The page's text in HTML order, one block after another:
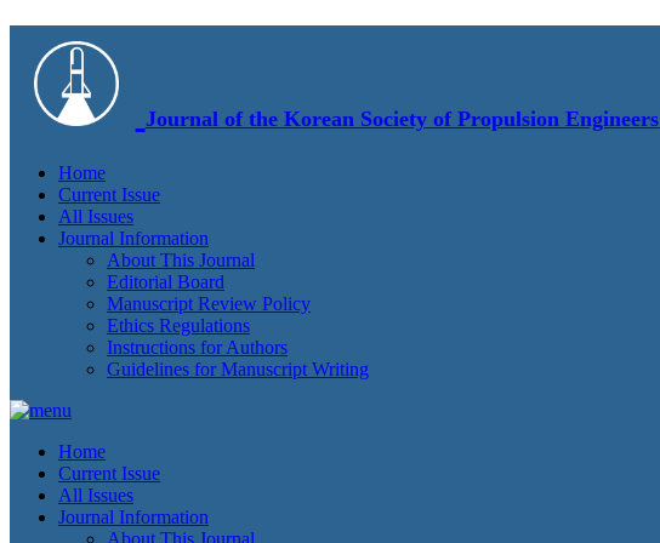
Journal of the Korean Society of Propulsion Engineers
Home
Current Issue
All Issues
Journal Information
About This Journal
Editorial Board
Manuscript Review Policy
Ethics Regulations
Instructions for Authors
Guidelines for Manuscript Writing
Home
Current Issue
All Issues
Journal Information
About This Journal